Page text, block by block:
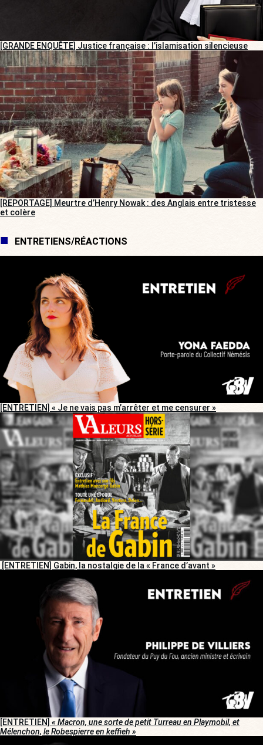
[GRANDE ENQUÊTE] Justice française : l’islamisation silencieuse
[REPORTAGE] Meurtre d’Henry Nowak : des Anglais entre tristesse
et colère
ENTRETIENS/RÉACTIONS
[ENTRETIEN] « Je ne vais pas m’arrêter et me censurer »
[ENTRETIEN] Gabin, la nostalgie de la « France d’avant »
[ENTRETIEN] « Macron, une sorte de petit Turreau en Playmobil, et
Mélenchon, le Robespierre en keffieh »